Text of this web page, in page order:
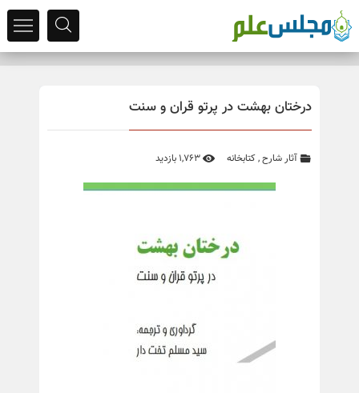
درختان بهشت در پرتو قران و سنت
آثار شارح,کتابخانه